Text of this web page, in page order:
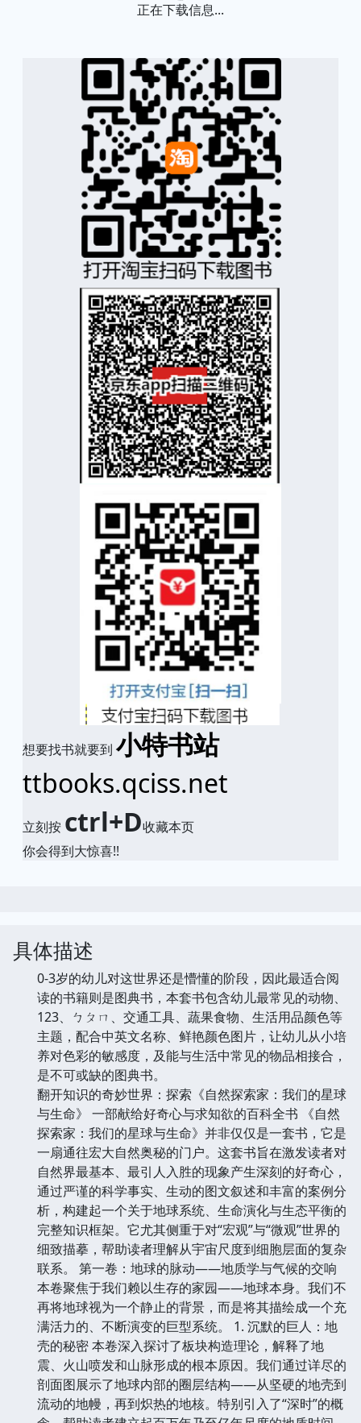
正在下载信息...
想要找书就要到 小特书站
ttbooks.qciss.net
立刻按 ctrl+D收藏本页
你会得到大惊喜!!
具体描述
0-3岁的幼儿对这世界还是懵懂的阶段，因此最适合阅
读的书籍则是图典书，本套书包含幼儿最常见的动物、
123、ㄅㄆㄇ、交通工具、蔬果食物、生活用品颜色等
主题，配合中英文名称、鲜艳颜色图片，让幼儿从小培
养对色彩的敏感度，及能与生活中常见的物品相接合，
是不可或缺的图典书。
翻开知识的奇妙世界：探索《自然探索家：我们的星球
与生命》 一部献给好奇心与求知欲的百科全书 《自然
探索家：我们的星球与生命》并非仅仅是一套书，它是
一扇通往宏大自然奥秘的门户。这套书旨在激发读者对
自然界最基本、最引人入胜的现象产生深刻的好奇心，
通过严谨的科学事实、生动的图文叙述和丰富的案例分
析，构建起一个关于地球系统、生命演化与生态平衡的
完整知识框架。它尤其侧重于对“宏观”与“微观”世界的
细致描摹，帮助读者理解从宇宙尺度到细胞层面的复杂
联系。 第一卷：地球的脉动——地质学与气候的交响
本卷聚焦于我们赖以生存的家园——地球本身。我们不
再将地球视为一个静止的背景，而是将其描绘成一个充
满活力的、不断演变的巨型系统。 1. 沉默的巨人：地
壳的秘密 本卷深入探讨了板块构造理论，解释了地
震、火山喷发和山脉形成的根本原因。我们通过详尽的
剖面图展示了地球内部的圈层结构——从坚硬的地壳到
流动的地幔，再到炽热的地核。特别引入了“深时”的概